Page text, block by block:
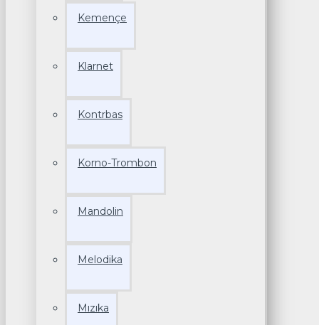
Kemençe
Klarnet
Kontrbas
Korno-Trombon
Mandolin
Melodika
Mızıka